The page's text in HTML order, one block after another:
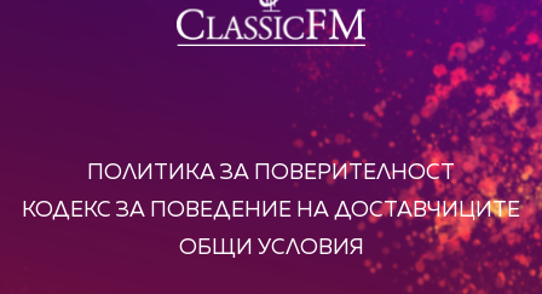
ПОЛИТИКА ЗА ПОВЕРИТЕЛНОСТ
КОДЕКС ЗА ПОВЕДЕНИЕ НА ДОСТАВЧИЦИТЕ
ОБЩИ УСЛОВИЯ